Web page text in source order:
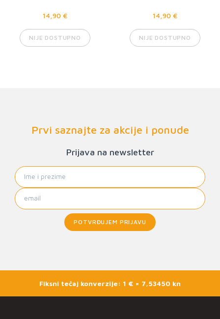
14,90 €
NIJE DOSTUPNO
14,90 €
NIJE DOSTUPNO
Prvi saznajte za akcije i ponude
Prijava na newsletter
POTVRĐUJEM PRIJAVU
Fiksni tečaj konverzije: 1 € = 7,53450 kn